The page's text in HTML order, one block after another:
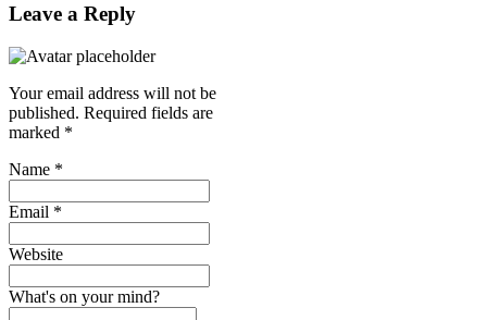
Leave a Reply
Your email address will not be
published. Required fields are
marked *
Name *
Email *
Website
What's on your mind?